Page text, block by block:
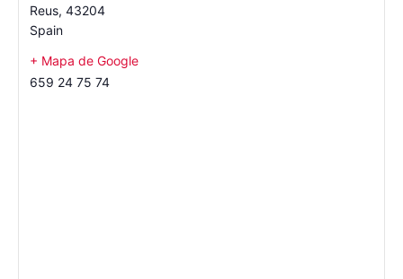
Reus, 43204
Spain
+ Mapa de Google
659 24 75 74